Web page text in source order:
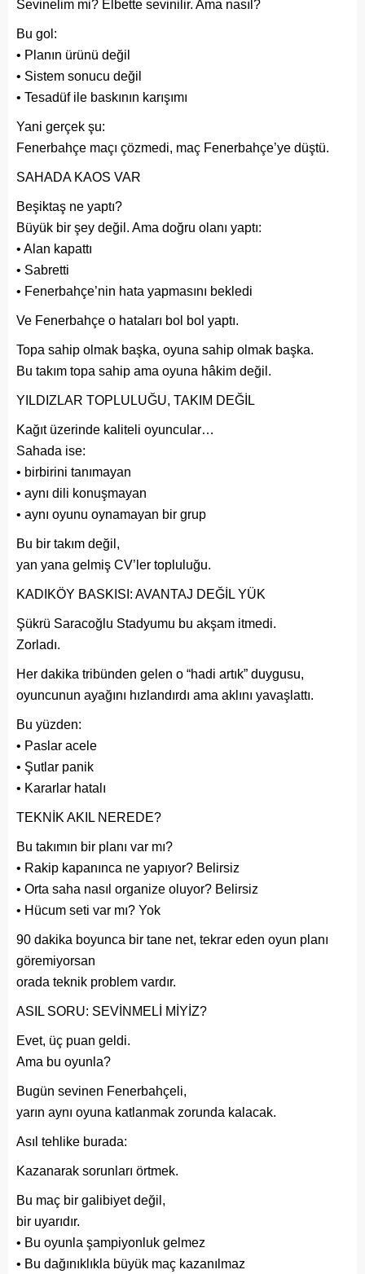
Sevinelim mi? Elbette sevinilir. Ama nasıl?
Bu gol:
• Planın ürünü değil
• Sistem sonucu değil
• Tesadüf ile baskının karışımı
Yani gerçek şu:
Fenerbahçe maçı çözmedi, maç Fenerbahçe’ye düştü.
SAHADA KAOS VAR
Beşiktaş ne yaptı?
Büyük bir şey değil. Ama doğru olanı yaptı:
• Alan kapattı
• Sabretti
• Fenerbahçe’nin hata yapmasını bekledi
Ve Fenerbahçe o hataları bol bol yaptı.
Topa sahip olmak başka, oyuna sahip olmak başka.
Bu takım topa sahip ama oyuna hâkim değil.
YILDIZLAR TOPLULUĞU, TAKIM DEĞİL
Kağıt üzerinde kaliteli oyuncular…
Sahada ise:
• birbirini tanımayan
• aynı dili konuşmayan
• aynı oyunu oynamayan bir grup
Bu bir takım değil,
yan yana gelmiş CV’ler topluluğu.
KADIKÖY BASKISI: AVANTAJ DEĞİL YÜK
Şükrü Saracoğlu Stadyumu bu akşam itmedi.
Zorladı.
Her dakika tribünden gelen o “hadi artık” duygusu,
oyuncunun ayağını hızlandırdı ama aklını yavaşlattı.
Bu yüzden:
• Paslar acele
• Şutlar panik
• Kararlar hatalı
TEKNİK AKIL NEREDE?
Bu takımın bir planı var mı?
• Rakip kapanınca ne yapıyor? Belirsiz
• Orta saha nasıl organize oluyor? Belirsiz
• Hücum seti var mı? Yok
90 dakika boyunca bir tane net, tekrar eden oyun planı
göremiyorsan
orada teknik problem vardır.
ASIL SORU: SEVİNMELİ MİYİZ?
Evet, üç puan geldi.
Ama bu oyunla?
Bugün sevinen Fenerbahçeli,
yarın aynı oyuna katlanmak zorunda kalacak.
Asıl tehlike burada:
Kazanarak sorunları örtmek.
Bu maç bir galibiyet değil,
bir uyarıdır.
• Bu oyunla şampiyonluk gelmez
• Bu dağınıklıkla büyük maç kazanılmaz